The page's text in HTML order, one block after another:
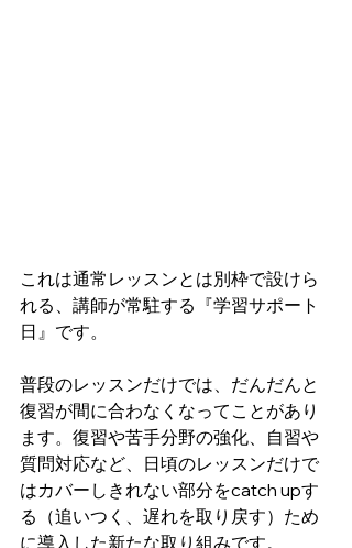
これは通常レッスンとは別枠で設けら
れる、講師が常駐する『学習サポート
日』です。
普段のレッスンだけでは、だんだんと
復習が間に合わなくなってことがあり
ます。復習や苦手分野の強化、自習や
質問対応など、日頃のレッスンだけで
はカバーしきれない部分をcatch upす
る（追いつく、遅れを取り戻す）ため
に導入した新たな取り組みです。